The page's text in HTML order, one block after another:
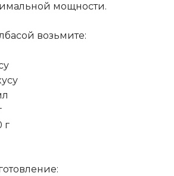
мощности.
возьмите:
г